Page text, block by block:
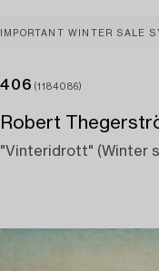
IMPORTANT WINTER SALE
406 (1184086)
Robert
"Vinteridrott" (Winter